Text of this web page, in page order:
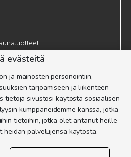
tarhaajalle
evästeitä
ja mainosten personointiin,
tarjoamiseen ja liikenteen
tietoja sivustosi käytöstä sosiaalisen
kumppaneidemme kanssa, jotka
tietoihin, jotka olet antanut heille
palvelujensa käytöstä.